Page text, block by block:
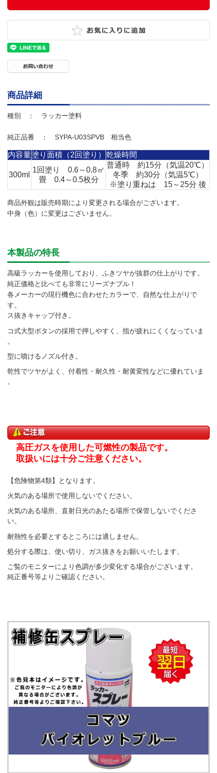
商品詳細
種別 ： ラッカー塗料
純正品番 ： SYPA-U03SPVB 相当色
内容量塗り面積（2回塗り） 乾燥時間
300ml
1回塗り 0.6～0.8㎥
畳 0.4～0.5枚分
普通時 約15分（気温20℃）
冬季 約30分（気温5℃）
※塗り重ねは 15～25分 後
商品外観は販売時期により変更される場合がございます。
中身（色）に変更はございません。
本製品の特長
高級ラッカーを使用しており、ふきツヤが抜群の仕上がりです。
純正価格と比べても非常にリーズナブル！
各メーカーの現行機色に合わせたカラーで、自然な仕上がりで
す。
ガス抜きキャップ付き。
テコ式大型ボタンの採用で押しやすく、指が疲れにくくなっていま
す。
丸型に噴けるノズル付き。
速乾性でツヤがよく、付着性・耐久性・耐黄変性などに優れていま
す。
高圧ガスを使用した可燃性の製品です。
取扱いには十分ご注意ください。
【危険物第4類】となります。
火気のある場所で使用しないでください。
火気のある場所、直射日光のあたる場所で保管しないでくださ
い。
耐熱性を必要とするところには適しません。
処分する際は、使い切り、ガス抜きをお願いいたします。
ご覧のモニターにより色調が多少変化する場合がございます。
純正番号等よりご確認ください。